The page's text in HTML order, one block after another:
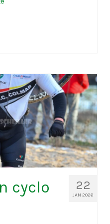
22
JAN 2026
cyclo